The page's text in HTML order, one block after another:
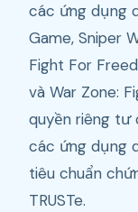
các ứng dụng
Game, Sniper
Fight For
và War Zone:
quyền riêng tư
các ứng dụng
tiêu chuẩn
TRUSTe.